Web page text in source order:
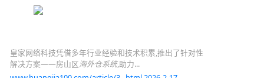
皇家网络科技凭借多年行业经验和技术积累,推出了针对性
解决方案——房山区海外仓系统,助力...